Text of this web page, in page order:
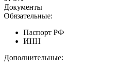
Документы
Обязательные:
Паспорт РФ
ИНН
Дополнительные: